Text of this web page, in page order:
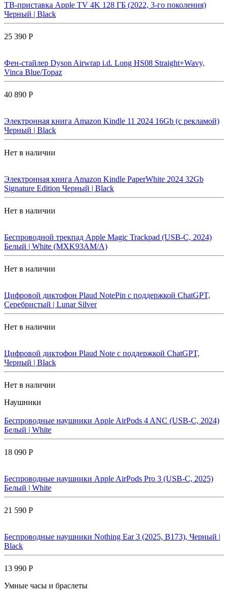
ТВ-приставка Apple TV 4K 128 ГБ (2022, 3-го поколения)
Черный | Black
25 390 Р
Фен-стайлер Dyson Airwrap i.d. Long HS08 Straight+Wavy,
Vinca Blue/Topaz
40 890 Р
Электронная книга Amazon Kindle 11 2024 16Gb (с рекламой)
Черный | Black
Нет в наличии
Электронная книга Amazon Kindle PaperWhite 2024 32Gb
Signature Edition Черный | Black
Нет в наличии
Беспроводной трекпад Apple Magic Trackpad (USB-C, 2024)
Белый | White (MXK93AM/A)
Нет в наличии
Цифровой диктофон Plaud NotePin с поддержкой ChatGPT,
Серебристый | Lunar Silver
Нет в наличии
Цифровой диктофон Plaud Note с поддержкой ChatGPT,
Черный | Black
Нет в наличии
Наушники
Беспроводные наушники Apple AirPods 4 ANC (USB-C, 2024)
Белый | White
18 090 Р
Беспроводные наушники Apple AirPods Pro 3 (USB-C, 2025)
Белый | White
21 590 Р
Беспроводные наушники Nothing Ear 3 (2025, B173), Черный |
Black
13 990 Р
Умные часы и браслеты